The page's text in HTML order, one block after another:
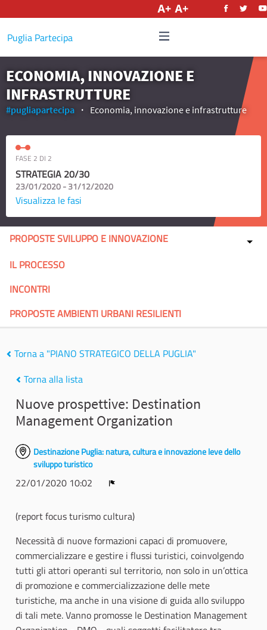
Puglia Partecipa
ECONOMIA, INNOVAZIONE E
INFRASTRUTTURE
#pugliapartecipa Economia, innovazione e infrastrutture
FASE 2 DI 2
STRATEGIA 20/30
23/01/2020 - 31/12/2020
Visualizza le fasi
PROPOSTE SVILUPPO E INNOVAZIONE
IL PROCESSO
INCONTRI
PROPOSTE AMBIENTI URBANI RESILIENTI
Torna a "PIANO STRATEGICO DELLA PUGLIA"
Torna alla lista
Nuove prospettive: Destination
Management Organization
Destinazione Puglia: natura, cultura e innovazione leve dello
sviluppo turistico
22/01/2020 10:02
(report focus turismo cultura)
Necessità di nuove formazioni capaci di promuovere,
commercializzare e gestire i flussi turistici, coinvolgendo
tutti gli attori operanti sul territorio, non solo in un’ottica
di promozione e commercializzazione delle mete
turistiche, ma anche in una visione di guida allo sviluppo
di tali mete. Vanno promosse le Destination Management